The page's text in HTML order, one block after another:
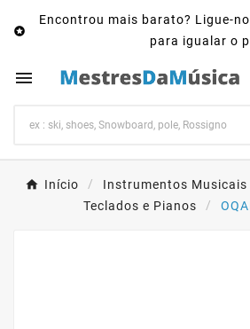

Encontrou mais barato? Ligue-
para igualar o

Início Instrumentos Musicais
Teclados e Pianos